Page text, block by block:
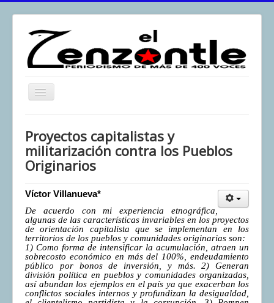
Toggle
El Zenzontle
Resistencia
Multimedia
Archivos
Contacto
Afirmación
COMUNERA 67 EN PDF numero de presentación de la
voz de la Casa de los pueblos
Proyectos capitalistas y
militarización contra los Pueblos
Originarios
Víctor Villanueva*
De acuerdo con mi experiencia etnográfica,
algunas de las características invariables en los proyectos
de orientación capitalista que se implementan en los
territorios de los pueblos y comunidades originarias son:
1) Como forma de intensificar la acumulación, atraen un
sobrecosto económico en más del 100%, endeudamiento
público por bonos de inversión, y más. 2) Generan
división política en pueblos y comunidades organizadas,
así abundan los ejemplos en el país ya que exacerban los
conflictos sociales internos y profundizan la desigualdad,